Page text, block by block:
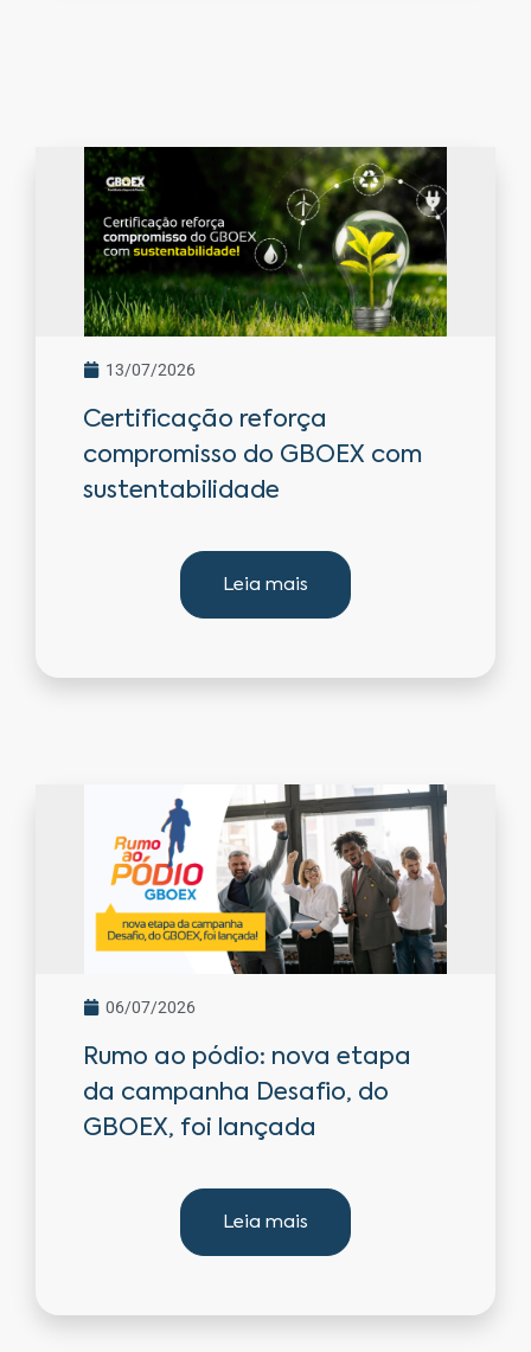
13/07/2026
Certificação reforça
compromisso do GBOEX com
sustentabilidade
Leia mais
06/07/2026
Rumo ao pódio: nova etapa
da campanha Desafio, do
GBOEX, foi lançada
Leia mais